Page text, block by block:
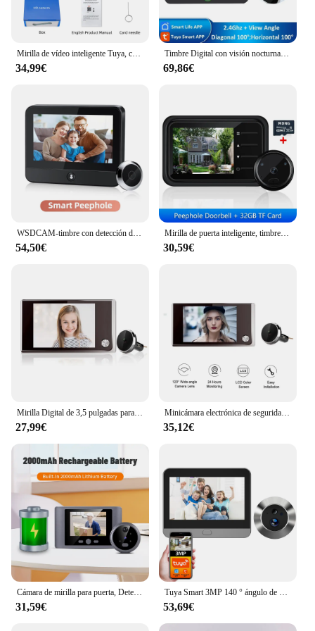
34,99€
Timbre Digital con visión nocturna para el hogar, minicámara ocular con Monitor de 1080 pulgadas, 4,3 P, WiFi, IR, Tuya Smart Life
69,86€
54,50€
Mirilla de puerta inteligente, timbre Digital de 2,4 pulgadas, ojo mágico, visión nocturna infrarroja, timbre de puerta con cámara, grabación de fotos y vídeo
30,59€
27,99€
Minicámara electrónica de seguridad para el hogar, timbre con mirilla de 3,5 pulgadas, inteligente, Ojo de Gato, monitoreo al aire libre las 24 horas
35,12€
31,59€ 53,69€